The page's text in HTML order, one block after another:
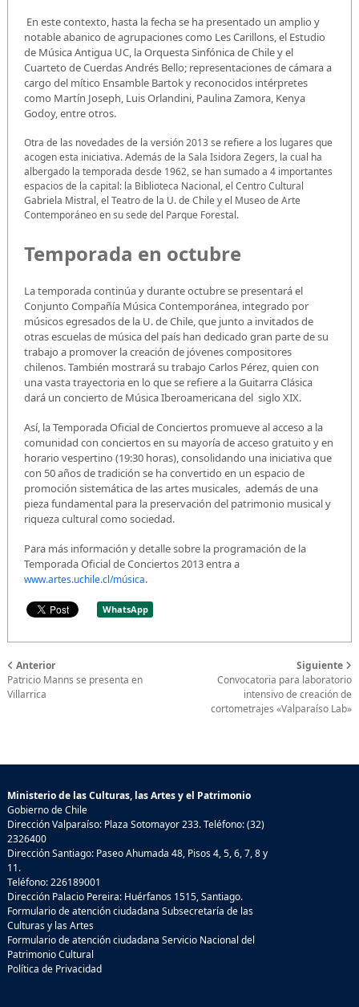
En este contexto, hasta la fecha se ha presentado un amplio y
notable abanico de agrupaciones como Les Carillons, el Estudio
de Música Antigua UC, la Orquesta Sinfónica de Chile y el
Cuarteto de Cuerdas Andrés Bello; representaciones de cámara a
cargo del mítico Ensamble Bartok y reconocidos intérpretes
como Martín Joseph, Luis Orlandini, Paulina Zamora, Kenya
Godoy, entre otros.
Otra de las novedades de la versión 2013 se refiere a los lugares que
acogen esta iniciativa. Además de la Sala Isidora Zegers, la cual ha
albergado la temporada desde 1962, se han sumado a 4 importantes
espacios de la capital: la Biblioteca Nacional, el Centro Cultural
Gabriela Mistral, el Teatro de la U. de Chile y el Museo de Arte
Contemporáneo en su sede del Parque Forestal.
Temporada en octubre
La temporada continúa y durante octubre se presentará el
Conjunto Compañía Música Contemporánea, integrado por
músicos egresados de la U. de Chile, que junto a invitados de
otras escuelas de música del país han dedicado gran parte de su
trabajo a promover la creación de jóvenes compositores
chilenos. También mostrará su trabajo Carlos Pérez, quien con
una vasta trayectoria en lo que se refiere a la Guitarra Clásica
dará un concierto de Música Iberoamericana del siglo XIX.
Así, la Temporada Oficial de Conciertos promueve al acceso a la
comunidad con conciertos en su mayoría de acceso gratuito y en
horario vespertino (19:30 horas), consolidando una iniciativa que
con 50 años de tradición se ha convertido en un espacio de
promoción sistemática de las artes musicales, además de una
pieza fundamental para la preservación del patrimonio musical y
riqueza cultural como sociedad.
Para más información y detalle sobre la programación de la
Temporada Oficial de Conciertos 2013 entra a
www.artes.uchile.cl/música.
WhatsApp
Anterior
Patricio Manns se presenta en
Villarrica
Siguiente
Convocatoria para laboratorio
intensivo de creación de
cortometrajes «Valparaíso Lab»
Ministerio de las Culturas, las Artes y el Patrimonio
Gobierno de Chile
Dirección Valparaíso: Plaza Sotomayor 233. Teléfono: (32)
2326400
Dirección Santiago: Paseo Ahumada 48, Pisos 4, 5, 6, 7, 8 y
11.
Teléfono: 226189001
Dirección Palacio Pereira: Huérfanos 1515, Santiago.
Formulario de atención ciudadana Subsecretaría de las
Culturas y las Artes
Formulario de atención ciudadana Servicio Nacional del
Patrimonio Cultural
Política de Privacidad